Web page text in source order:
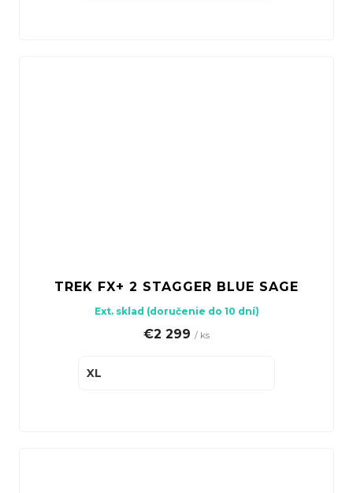
TREK FX+ 2 STAGGER BLUE SAGE
Ext. sklad (doručenie do 10 dní)
€2 299 / ks
XL